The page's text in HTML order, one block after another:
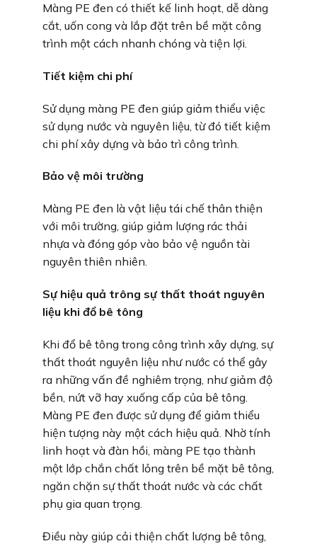
Màng PE đen có thiết kế linh hoạt, dễ dàng
cắt, uốn cong và lắp đặt trên bề mặt công
trình một cách nhanh chóng và tiện lợi.
Tiết kiệm chi phí
Sử dụng màng PE đen giúp giảm thiểu việc
sử dụng nước và nguyên liệu, từ đó tiết kiệm
chi phí xây dựng và bảo trì công trình.
Bảo vệ môi trường
Màng PE đen là vật liệu tái chế thân thiện
với môi trường, giúp giảm lượng rác thải
nhựa và đóng góp vào bảo vệ nguồn tài
nguyên thiên nhiên.
Sự hiệu quả trông sự thất thoát nguyên
liệu khi đổ bê tông
Khi đổ bê tông trong công trình xây dựng, sự
thất thoát nguyên liệu như nước có thể gây
ra những vấn đề nghiêm trọng, như giảm độ
bền, nứt vỡ hay xuống cấp của bê tông.
Màng PE đen được sử dụng để giảm thiểu
hiện tượng này một cách hiệu quả. Nhờ tính
linh hoạt và đàn hồi, màng PE tạo thành
một lớp chắn chất lỏng trên bề mặt bê tông,
ngăn chặn sự thất thoát nước và các chất
phụ gia quan trọng.
Điều này giúp cải thiện chất lượng bê tông,